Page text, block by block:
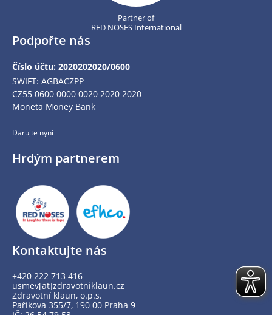
Partner of
RED NOSES International
Podpořte nás
Číslo účtu: 2020202020/0600
SWIFT: AGBACZPP
CZ55 0600 0000 0020 2020 2020
Moneta Money Bank
Darujte nyní
Hrdým partnerem
Kontaktujte nás
+420 222 713 416
usmev[at]zdravotniklaun.cz
Zdravotní klaun, o.p.s.
Paříkova 355/7, 190 00 Praha 9